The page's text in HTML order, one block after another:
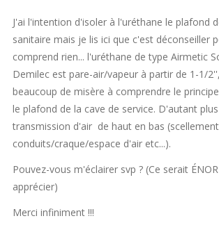
J'ai l'intention d'isoler à l'uréthane le plafond
sanitaire mais je lis ici que c'est déconseiller
comprend rien... l'uréthane de type Airmetic
Demilec est pare-air/vapeur à partir de 1-1/
beaucoup de misère à comprendre le
le plafond de la cave de service. D'autant
transmission d'air de haut en bas
conduits/craque/espace d'air etc...).
Pouvez-vous m'éclairer svp ? (Ce serait
apprécier)
Merci infiniment !!!